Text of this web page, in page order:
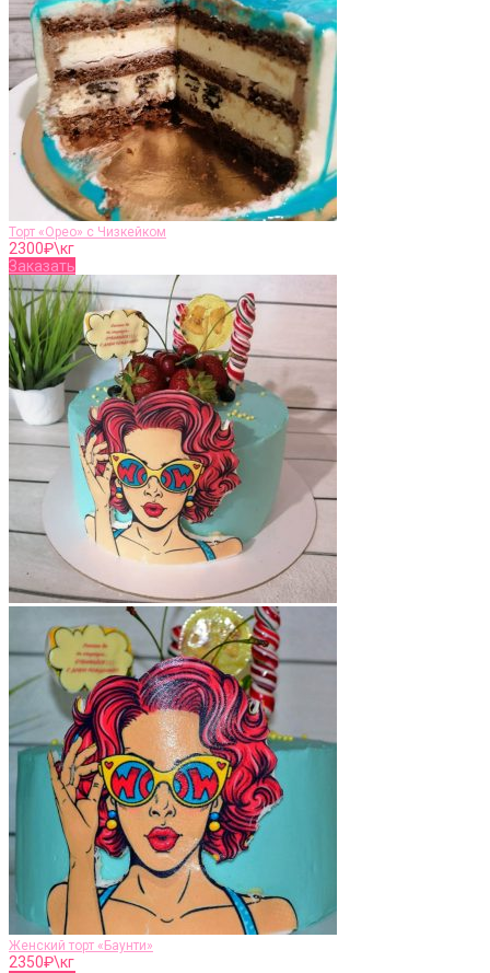
Торт «Орео» с Чизкейком
2300₽\кг
Заказать
Женский торт «Баунти»
2350₽\кг